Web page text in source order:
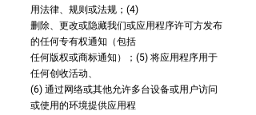
用法律、规则或法规；(4)
删除、更改或隐藏我们或应用程序许可方发布
的任何专有权通知（包括
任何版权或商标通知）；(5) 将应用程序用于
任何创收活动、
(6) 通过网络或其他允许多台设备或用户访问
或使用的环境提供应用程